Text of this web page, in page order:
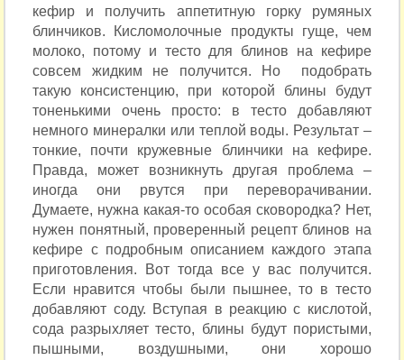
кефир и получить аппетитную горку румяных
блинчиков. Кисломолочные продукты гуще, чем
молоко, потому и тесто для блинов на кефире
совсем жидким не получится. Но подобрать
такую консистенцию, при которой блины будут
тоненькими очень просто: в тесто добавляют
немного минералки или теплой воды. Результат –
тонкие, почти кружевные блинчики на кефире.
Правда, может возникнуть другая проблема –
иногда они рвутся при переворачивании.
Думаете, нужна какая-то особая сковородка? Нет,
нужен понятный, проверенный рецепт блинов на
кефире с подробным описанием каждого этапа
приготовления. Вот тогда все у вас получится.
Если нравится чтобы были пышнее, то в тесто
добавляют соду. Вступая в реакцию с кислотой,
сода разрыхляет тесто, блины будут пористыми,
пышными, воздушными, они хорошо